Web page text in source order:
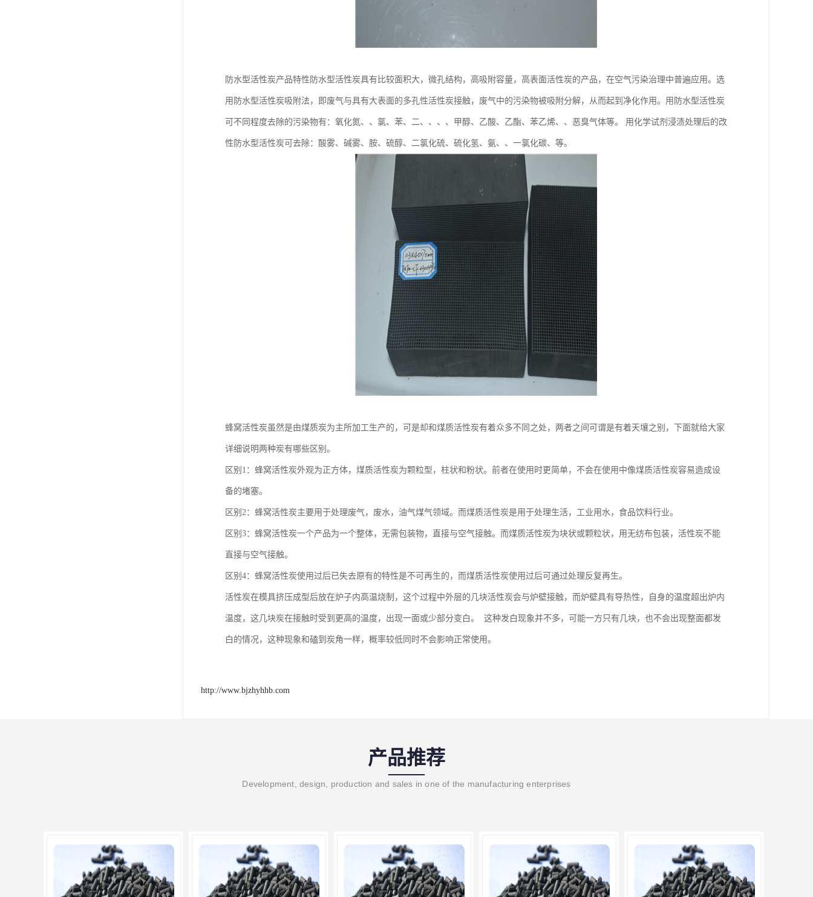
防水型活性炭产品特性防水型活性炭具有比较面积大，微孔结构，高吸附容量，高表面活性炭的产品，在空气污染治理中普遍应用。选
用防水型活性炭吸附法，即废气与具有大表面的多孔性活性炭接触，废气中的污染物被吸附分解，从而起到净化作用。用防水型活性炭
可不同程度去除的污染物有：氧化氮、、氯、苯、二、、、、甲醇、乙酸、乙酯、苯乙烯、、恶臭气体等。 用化学试剂浸渍处理后的改
性防水型活性炭可去除：酸雾、碱雾、胺、硫醇、二氯化硫、硫化氢、氨、、一氯化碳、等。
蜂窝活性炭虽然是由煤质炭为主所加工生产的，可是却和煤质活性炭有着众多不同之处，两者之间可谓是有着天壤之别，下面就给大家
详细说明两种炭有哪些区别。
区别1：蜂窝活性炭外观为正方体，煤质活性炭为颗粒型，柱状和粉状。前者在使用时更简单，不会在使用中像煤质活性炭容易造成设
备的堵塞。
区别2：蜂窝活性炭主要用于处理废气，废水，油气煤气领域。而煤质活性炭是用于处理生活，工业用水，食品饮料行业。
区别3：蜂窝活性炭一个产品为一个整体，无需包装物，直接与空气接触。而煤质活性炭为块状或颗粒状，用无纺布包装，活性炭不能
直接与空气接触。
区别4：蜂窝活性炭使用过后已失去原有的特性是不可再生的，而煤质活性炭使用过后可通过处理反复再生。
活性炭在模具挤压成型后放在炉子内高温烧制，这个过程中外层的几块活性炭会与炉壁接触，而炉壁具有导热性，自身的温度超出炉内
温度，这几块炭在接触时受到更高的温度，出现一面或少部分变白。 这种发白现象并不多，可能一方只有几块，也不会出现整面都发
白的情况，这种现象和磕到炭角一样，概率较低同时不会影响正常使用。
http://www.bjzhyhhb.com
产品推荐
Development, design, production and sales in one of the manufacturing enterprises